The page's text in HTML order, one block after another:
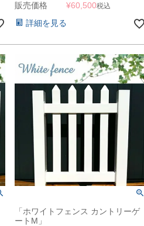
販売価格
¥60,500税込
詳細を見る
「ホワイトフェンス カントリーゲ
ートM」